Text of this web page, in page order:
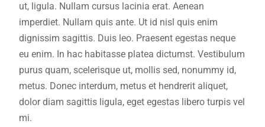
ut, ligula. Nullam cursus lacinia erat. Aenean
imperdiet. Nullam quis ante. Ut id nisl quis enim
dignissim sagittis. Duis leo. Praesent egestas neque
eu enim. In hac habitasse platea dictumst. Vestibulum
purus quam, scelerisque ut, mollis sed, nonummy id,
metus. Donec interdum, metus et hendrerit aliquet,
dolor diam sagittis ligula, eget egestas libero turpis vel
mi.